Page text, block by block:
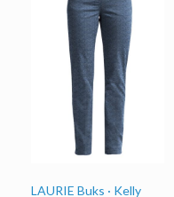
LAURIE Buks · Kelly